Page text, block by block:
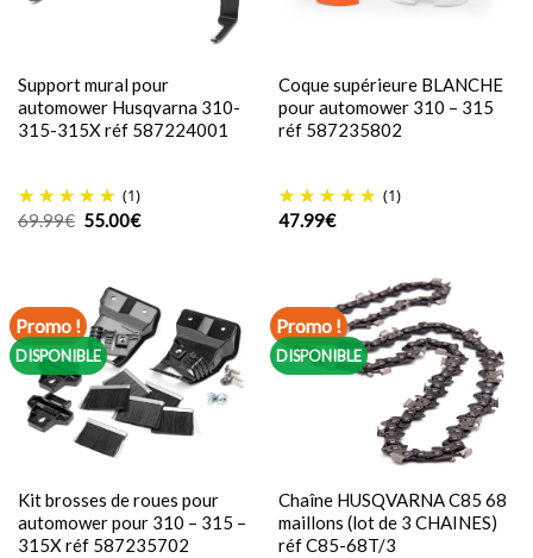
Support mural pour
automower Husqvarna 310-
315-315X réf 587224001
(1)
69.99€ Le
prix
55.00€Le
prix
Coque supérieure BLANCHE
pour automower 310 – 315
réf 587235802
(1)
47.99€
Promo !
DISPONIBLE
Kit brosses de roues pour
automower pour 310 – 315 –
315X réf 587235702
Promo !
DISPONIBLE
Chaîne HUSQVARNA C85 68
maillons (lot de 3 CHAINES)
réf C85-68T/3